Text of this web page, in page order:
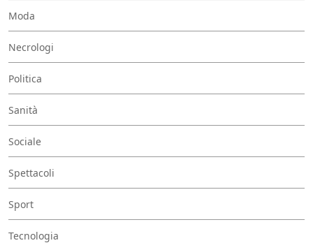
Moda
Necrologi
Politica
Sanità
Sociale
Spettacoli
Sport
Tecnologia